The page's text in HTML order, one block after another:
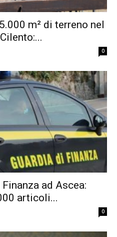
m² di terreno nel
0
ad Ascea:
articoli...
0